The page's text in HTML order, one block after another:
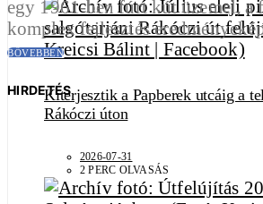
Kiterjesztik a Papberek utcáig a
Rákóczi úton
2026-07-31
2 PERC OLVASÁS
egy 1961-ben fúrt kút üzemel, a
komplex fejlesztés
BŐVEBBEN
HIRDETÉS